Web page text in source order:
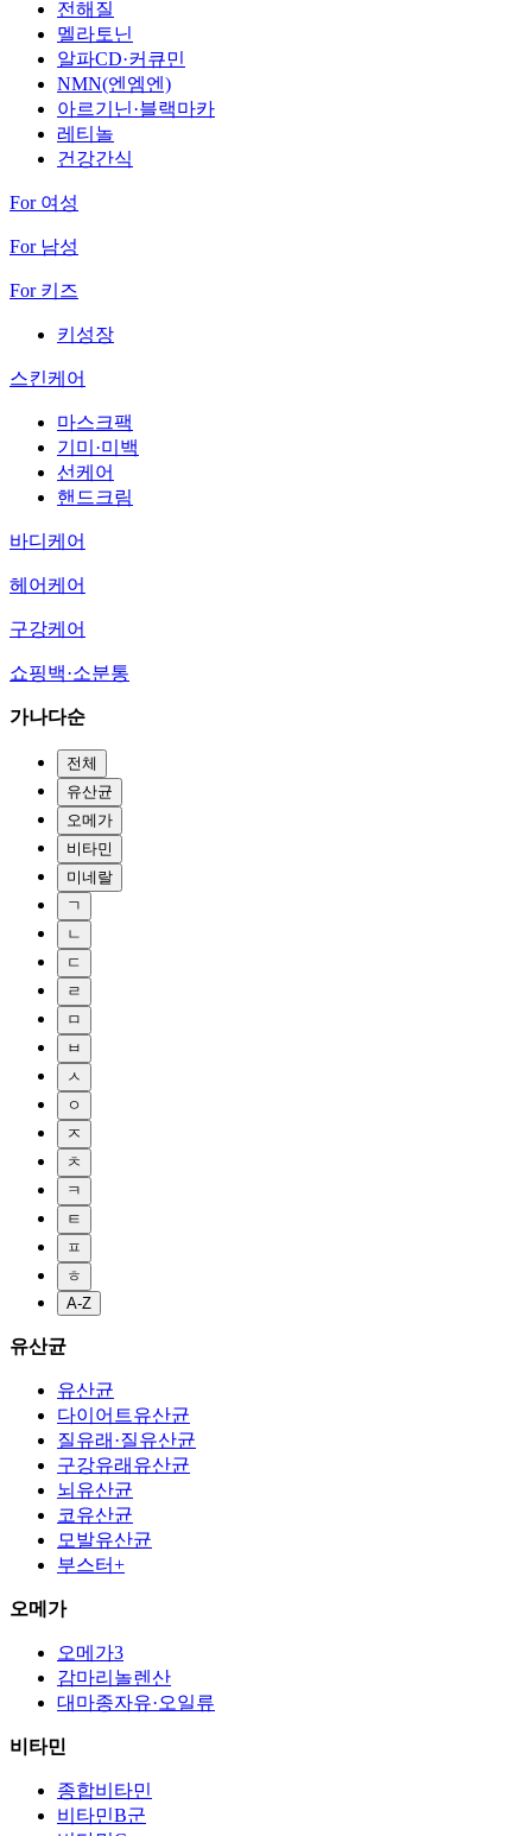
전해질
멜라토닌
알파CD·커큐민
NMN(엔엠엔)
아르기닌·블랙마카
레티놀
건강간식
For 여성
For 남성
For 키즈
키성장
스킨케어
마스크팩
기미·미백
선케어
핸드크림
바디케어
헤어케어
구강케어
쇼핑백·소분통
가나다순
전체
유산균
오메가
비타민
미네랄
ㄱ
ㄴ
ㄷ
ㄹ
ㅁ
ㅂ
ㅅ
ㅇ
ㅈ
ㅊ
ㅋ
ㅌ
ㅍ
ㅎ
A-Z
유산균
유산균
다이어트유산균
질유래·질유산균
구강유래유산균
뇌유산균
코유산균
모발유산균
부스터+
오메가
오메가3
감마리놀렌산
대마종자유·오일류
비타민
종합비타민
비타민B군